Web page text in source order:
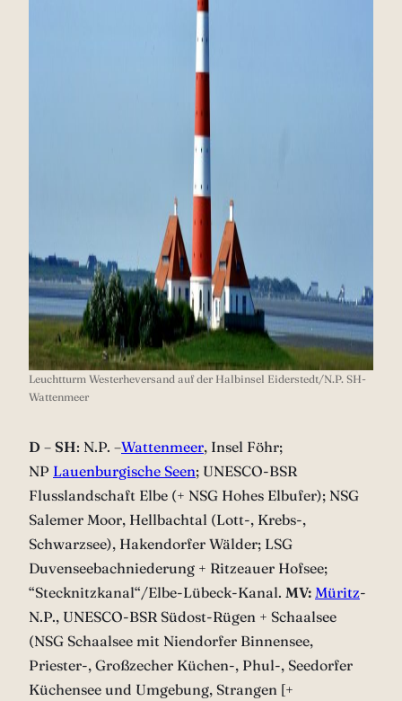
Leuchtturm Westerheversand auf der Halbinsel Eiderstedt/N.P. SH-
Wattenmeer
D – SH: N.P. –Wattenmeer, Insel Föhr;
NP Lauenburgische Seen; UNESCO-BSR
Flusslandschaft Elbe (+ NSG Hohes Elbufer); NSG
Salemer Moor, Hellbachtal (Lott-, Krebs-,
Schwarzsee), Hakendorfer Wälder; LSG
Duvenseebachniederung + Ritzeauer Hofsee;
“Stecknitzkanal“/Elbe-Lübeck-Kanal. MV: Müritz-
N.P., UNESCO-BSR Südost-Rügen + Schaalsee
(NSG Schaalsee mit Niendorfer Binnensee,
Priester-, Großzecher Küchen-, Phul-, Seedorfer
Küchensee und Umgebung, Strangen [+